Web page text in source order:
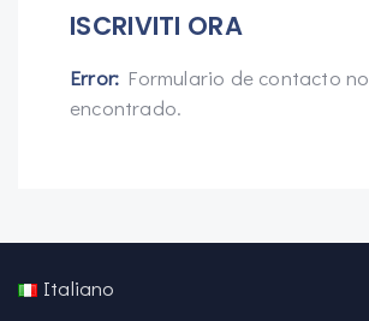
ISCRIVITI ORA
Error: Formulario de contacto no
encontrado.
Italiano